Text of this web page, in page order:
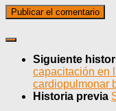
Siguiente
capacitación en
cardiopulmonar
Historia previa